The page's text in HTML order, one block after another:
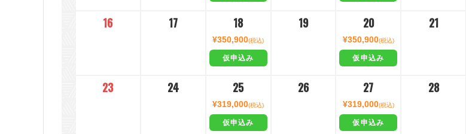
16 17 18
¥350,900(税込)
仮申込み
19 20
¥350,900(税込)
仮申込み
21
23 24 25
¥319,000(税込)
仮申込み
26 27
¥319,000(税込)
仮申込み
28